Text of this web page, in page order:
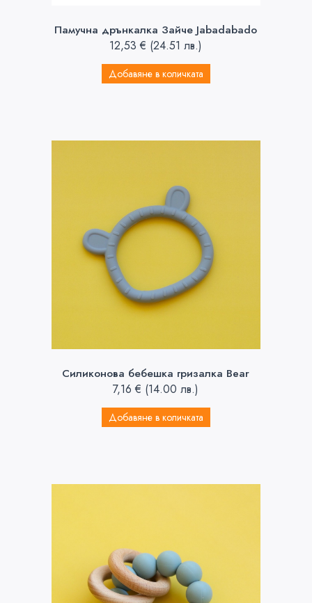
Памучна дрънкалка Зайче Jabadabado
12,53€ (24.51 лв.)
Добавяне в количката
Силиконова бебешка гризалка Bear
7,16€ (14.00 лв.)
Добавяне в количката